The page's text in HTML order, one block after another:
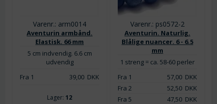
Varenr.: arm0014
Aventurin armbånd.
Elastisk. 66 mm
5 cm indvendig. 6.6 cm
udvendig
Fra 1
39,00DKK
Lager: 12
Varenr.: ps0572-2
Aventurin. Naturlig.
Blålige nuancer. 6 - 6.5
mm
1 streng = ca. 58-60 perler
Fra 1
57,00DKK
Fra 2
52,50DKK
Fra 5
47,50DKK